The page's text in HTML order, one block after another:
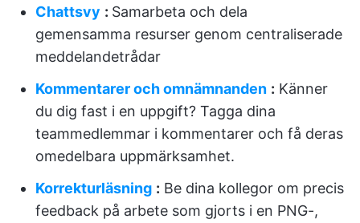
Chattsvy : Samarbeta och dela
gemensamma resurser genom centraliserade
meddelandetrådar
Kommentarer och omnämnanden : Känner
du dig fast i en uppgift? Tagga dina
teammedlemmar i kommentarer och få deras
omedelbara uppmärksamhet.
Korrekturläsning : Be dina kollegor om precis
feedback på arbete som gjorts i en PNG-,